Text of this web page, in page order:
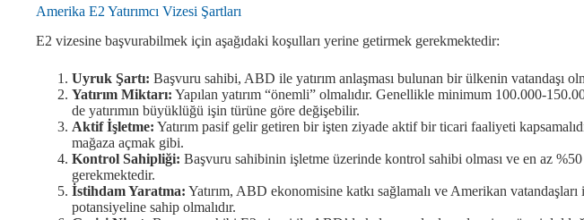
Amerika E2 Yatırımcı Vizesi Şartları
E2 vizesine başvurabilmek için aşağıdaki koşulları yerine getirmek gerekmektedir:
Uyruk Şartı: Başvuru sahibi, ABD ile yatırım anlaşması bulunan bir ülkenin vatandaşı
Yatırım Miktarı: Yapılan yatırım “önemli” olmalıdır. Genellikle minimum 100.000-
de yatırımın büyüklüğü işin türüne göre değişebilir.
Aktif İşletme: Yatırım pasif gelir getiren bir işten ziyade aktif bir ticari faaliyeti
mağaza açmak gibi.
Kontrol Sahipliği: Başvuru sahibinin işletme üzerinde kontrol sahibi olması ve en az %50
gerekmektedir.
İstihdam Yaratma: Yatırım, ABD ekonomisine katkı sağlamalı ve Amerikan
potansiyeline sahip olmalıdır.